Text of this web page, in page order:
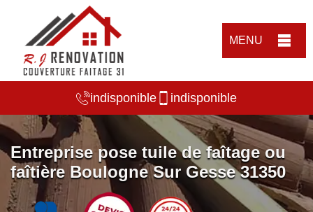
MENU
indisponible indisponible
Entreprise pose tuile de faîtage ou
faîtière Boulogne Sur Gesse 31350